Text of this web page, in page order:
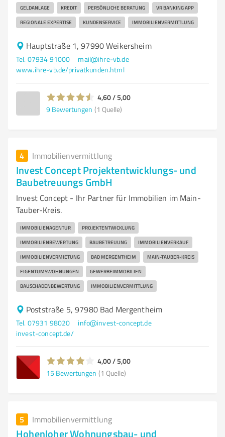
GELDANLAGE KREDIT PERSÖNLICHE BERATUNG VR BANKING APP
REGIONALE EXPERTISE KUNDENSERVICE IMMOBILIENVERMITTLUNG
Hauptstraße 1, 97990 Weikersheim
Tel. 07934 91000
mail@ihre-vb.de
www.ihre-vb.de/privatkunden.html
4,60 / 5,00
9 Bewertungen (1 Quelle)
4 Immobilienvermittlung
Invest Concept Projektentwicklungs- und
Baubetreuungs GmbH
Invest Concept - Ihr Partner für Immobilien im Main-
Tauber-Kreis.
IMMOBILIENAGENTUR PROJEKTENTWICKLUNG
IMMOBILIENBEWERTUNG BAUBETREUUNG IMMOBILIENVERKAUF
IMMOBILIENVERMIETUNG BAD MERGENTHEIM MAIN-TAUBER-KREIS
EIGENTUMSWOHNUNGEN GEWERBEIMMOBILIEN
BAUSCHADENBEWERTUNG IMMOBILIENVERMITTLUNG
Poststraße 5, 97980 Bad Mergentheim
Tel. 07931 98020
info@invest-concept.de
invest-concept.de/
4,00 / 5,00
15 Bewertungen (1 Quelle)
5 Immobilienvermittlung
Hohenloher Wohnungsbau- und